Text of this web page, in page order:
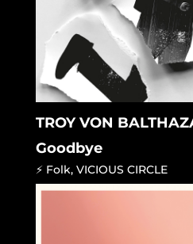
TROY VON
Goodbye
⚡ Folk, VICIOUS CIRCLE